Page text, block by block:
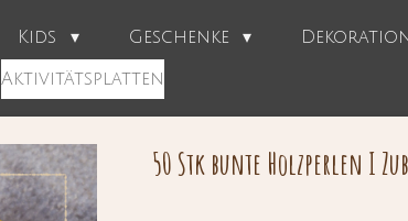
Kids Geschenke
Aktivitätsplatten
50 Stk bunte Holzperlen I